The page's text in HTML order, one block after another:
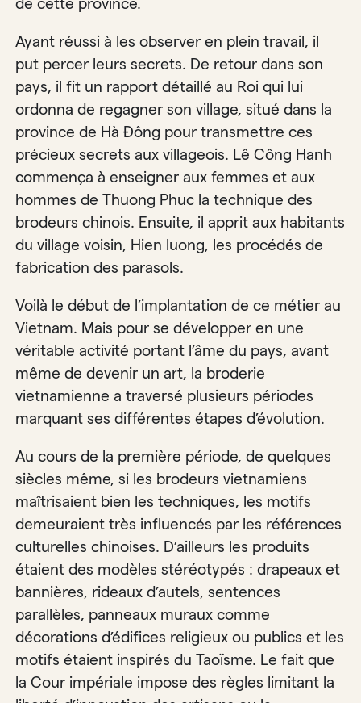
de cette province.
Ayant réussi à les observer en plein travail, il
put percer leurs secrets. De retour dans son
pays, il fit un rapport détaillé au Roi qui lui
ordonna de regagner son village, situé dans la
province de Hà Đông pour transmettre ces
précieux secrets aux villageois. Lê Công Hanh
commença à enseigner aux femmes et aux
hommes de Thuong Phuc la technique des
brodeurs chinois. Ensuite, il apprit aux habitants
du village voisin, Hien luong, les procédés de
fabrication des parasols.
Voilà le début de l’implantation de ce métier au
Vietnam. Mais pour se développer en une
véritable activité portant l’âme du pays, avant
même de devenir un art, la broderie
vietnamienne a traversé plusieurs périodes
marquant ses différentes étapes d’évolution.
Au cours de la première période, de quelques
siècles même, si les brodeurs vietnamiens
maîtrisaient bien les techniques, les motifs
demeuraient très influencés par les références
culturelles chinoises. D’ailleurs les produits
étaient des modèles stéréotypés : drapeaux et
bannières, rideaux d’autels, sentences
parallèles, panneaux muraux comme
décorations d’édifices religieux ou publics et les
motifs étaient inspirés du Taoïsme. Le fait que
la Cour impériale impose des règles limitant la